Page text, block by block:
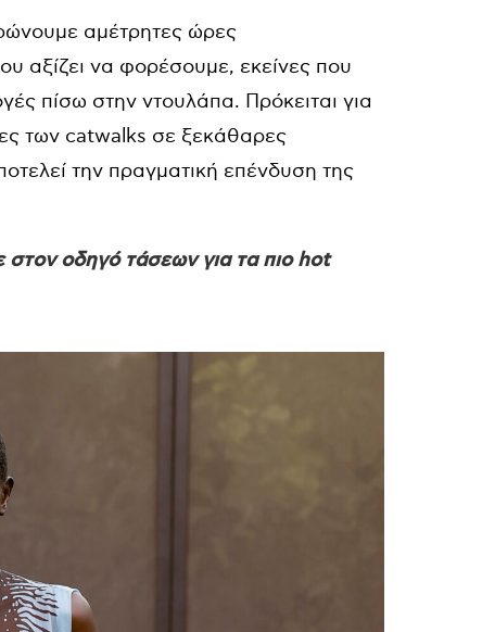
αμέτρητες ώρες
αξίζει να φορέσουμε, εκείνες που
πίσω στην ντουλάπα. Πρόκειται για
των catwalks σε ξεκάθαρες
την πραγματική επένδυση της
οδηγό τάσεων για τα πιο hot